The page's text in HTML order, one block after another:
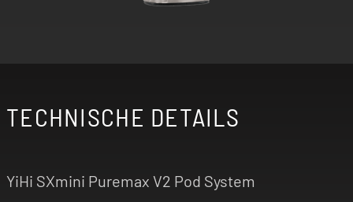
TECHNISCHE DETAILS
YiHi SXmini Puremax V2 Pod System